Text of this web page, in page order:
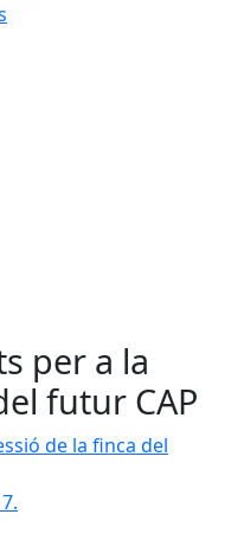
per a la
futur CAP
de la finca del futur